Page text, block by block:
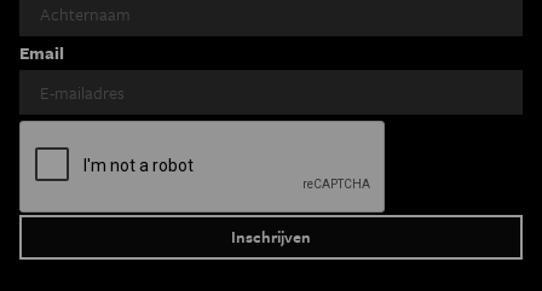
Email